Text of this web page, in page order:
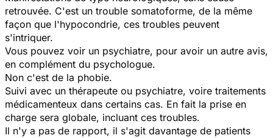
retrouvée. C'est un trouble somatoforme, de la même
façon que l'hypocondrie, ces troubles peuvent
s'intriquer.
Vous pouvez voir un psychiatre, pour avoir un autre avis,
en complément du psychologue.
Non c'est de la phobie.
Suivi avec un thérapeute ou psychiatre, voire traitements
médicamenteux dans certains cas. En fait la prise en
charge sera globale, incluant ces troubles.
Il n'y a pas de rapport, il s'agit davantage de patients